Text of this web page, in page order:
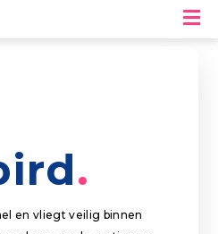
en vliegt veilig binnen